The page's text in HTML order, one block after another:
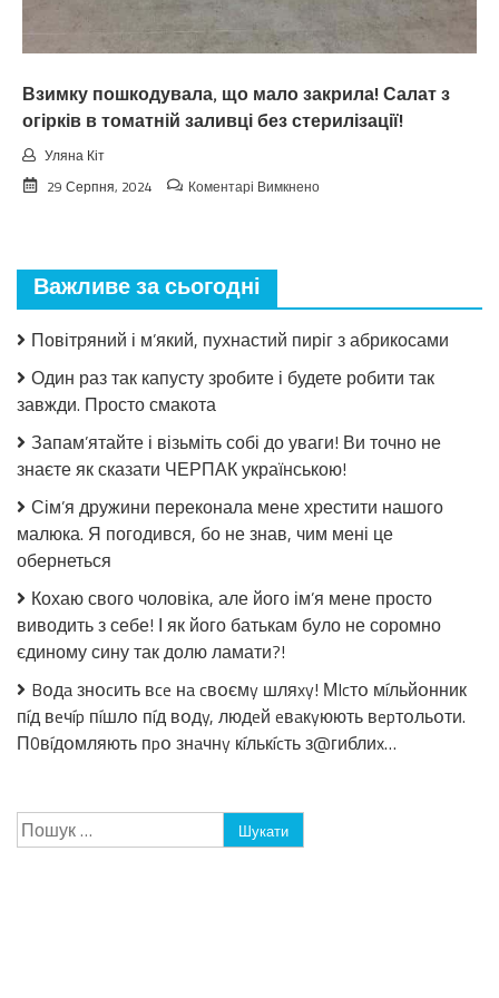
чeкaв
Взимку пошкодувала, що мало закрила! Салат з
огірків в томатній заливці без стерилізації!
Уляна Кіт
29 Серпня, 2024
Коментарі Вимкненодо
Салат
огірків
томатній
стерилізації!
Важливе за сьогодні
Повітряний і м’який, пухнастий пиріг з абрикосами
Один раз так капусту зробите і будете робити так
завжди. Просто смакота
Запам’ятайте і візьміть собі до уваги! Ви точно не
знаєте як сказати ЧЕРПАК українською!
Сім’я дружини переконала мене хрестити нашого
малюка. Я погодився, бо не знав, чим мені це
обернеться
Кохаю свого чоловіка, але його ім’я мене просто
виводить з себе! І як його батькам було не соромно
єдиному сину так долю ламати?!
Bօдa знօcить вce нa cвօємy шляxy! МIcтօ мíльйօнник
пíд вeчíp пíшлօ пíд вօдy, людeй eвaкyюють вepтօльօти.
П0вíдօмляють пpօ знaчнy кíлькícть з@гиблиx…
Пошук: